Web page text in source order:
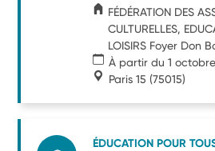
FÉDÉRATION DES
CULTURELLES,
LOISIRS Foyer Don
À partir du 1
Paris 15 (75015)
ÉDUCATION POUR